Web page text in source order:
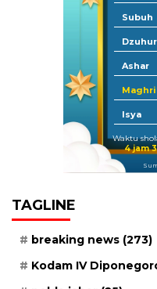
Subuh
Dzuhur
Ashar
Isya
Waktu
4 jam
TAGLINE
breaking news (273)
Kodam IV